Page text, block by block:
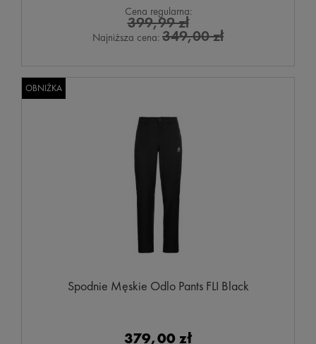
Cena regularna:
399,99 zł
Najniższa cena: 349,00 zł
Spodnie Męskie Odlo Pants FLI Black
379,00 zł
OBNIŻKA